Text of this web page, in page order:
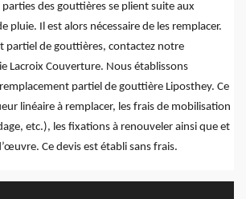
des gouttières se plient suite aux
pluie. Il est alors nécessaire de les remplacer.
partiel de gouttières, contactez notre
Lacroix Couverture. Nous établissons
partiel de gouttière Liposthey. Ce
linéaire à remplacer, les frais de mobilisation
etc.), les fixations à renouveler ainsi que et
Ce devis est établi sans frais.